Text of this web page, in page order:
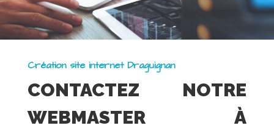
Création site internet Draguignan
CONTACTEZ NOTRE
WEBMASTER À